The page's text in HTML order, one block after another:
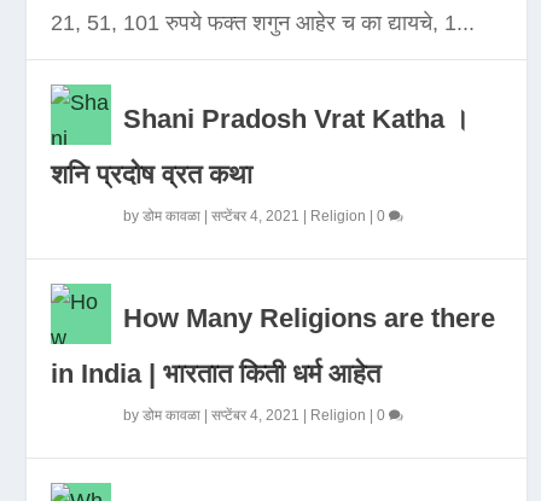
21, 51, 101 रुपये फक्त शगुन आहेर च का द्यायचे, 1...
Shani Pradosh Vrat Katha ।
शनि प्रदोष व्रत कथा
byडोम कावळा |सप्टेंबर 4, 2021 Religion |0
How Many Religions are there
in India | भारतात किती धर्म आहेत
byडोम कावळा |सप्टेंबर 4, 2021 Religion |0